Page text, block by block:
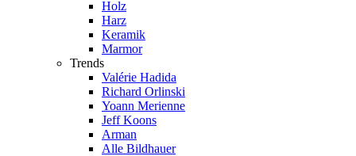
Holz
Harz
Keramik
Marmor
Trends
Valérie Hadida
Richard Orlinski
Yoann Merienne
Jeff Koons
Arman
Alle Bildhauer